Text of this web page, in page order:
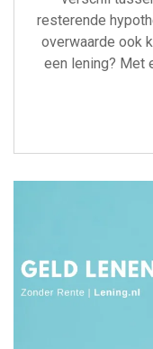
resterende
overwaarde ook
een lening? Met